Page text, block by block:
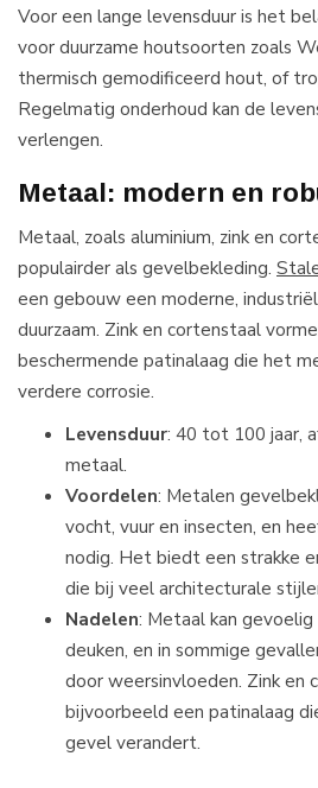
Voor een lange levensduur is het
voor duurzame houtsoorten zoals
thermisch gemodificeerd hout, of
Regelmatig onderhoud kan de
verlengen.
Metaal: modern en
Metaal, zoals aluminium, zink en
populairder als gevelbekleding.
een gebouw een moderne,
duurzaam. Zink en cortenstaal
beschermende patinalaag die het
verdere corrosie.
Levensduur: 40 tot 100 jaar,
metaal.
Voordelen: Metalen
vocht, vuur en insecten, en
nodig. Het biedt een strakke
die bij veel architecturale
Nadelen: Metaal kan gevoelig
deuken, en in sommige
door weersinvloeden. Zink en
bijvoorbeeld een patinalaag
gevel verandert.